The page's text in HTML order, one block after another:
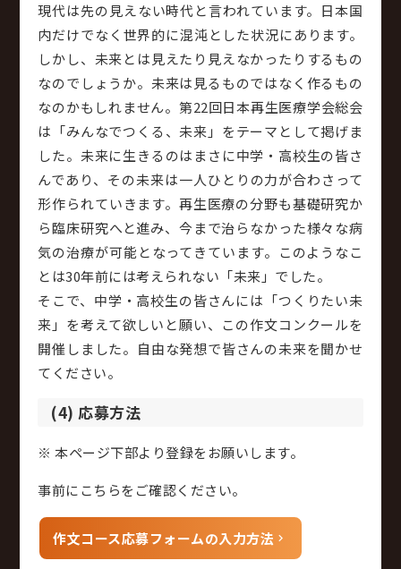
現代は先の見えない時代と言われています。日本国
内だけでなく世界的に混沌とした状況にあります。
しかし、未来とは見えたり見えなかったりするもの
なのでしょうか。未来は見るものではなく作るもの
なのかもしれません。第22回日本再生医療学会総会
は「みんなでつくる、未来」をテーマとして掲げま
した。未来に生きるのはまさに中学・高校生の皆さ
んであり、その未来は一人ひとりの力が合わさって
形作られていきます。再生医療の分野も基礎研究か
ら臨床研究へと進み、今まで治らなかった様々な病
気の治療が可能となってきています。このようなこ
とは30年前には考えられない「未来」でした。
そこで、中学・高校生の皆さんには「つくりたい未
来」を考えて欲しいと願い、この作文コンクールを
開催しました。自由な発想で皆さんの未来を聞かせ
てください。
(4) 応募方法
※ 本ページ下部より登録をお願いします。
事前にこちらをご確認ください。
作文コース応募フォームの入力方法